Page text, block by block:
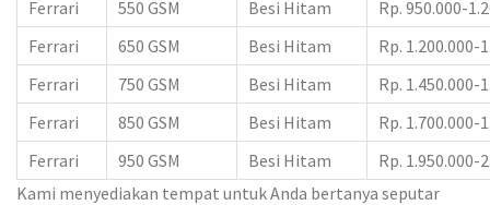
Ferrari
550 GSM Besi Hitam
Rp. 950.000-
Ferrari
650 GSM Besi Hitam
Rp. 1.200.000-
Ferrari
750 GSM Besi Hitam
Rp. 1.450.000-
Ferrari
850 GSM Besi Hitam
Rp. 1.700.000-
Ferrari
950 GSM Besi Hitam
Rp. 1.950.000-
Kami menyediakan tempat untuk Anda bertanya seputar